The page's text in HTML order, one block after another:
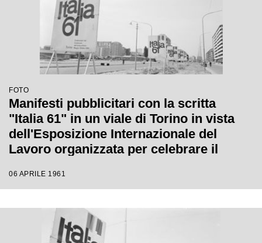
FOTO
Manifesti pubblicitari con la scritta
"Italia 61" in un viale di Torino in vista
dell'Esposizione Internazionale del
Lavoro organizzata per celebrare il
06 APRILE 1961